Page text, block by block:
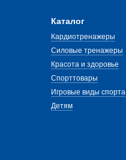
Каталог
Кардиотренажеры
Силовые тренажеры
Красота и здоровье
Спорттовары
Игровые виды спорта
Детям